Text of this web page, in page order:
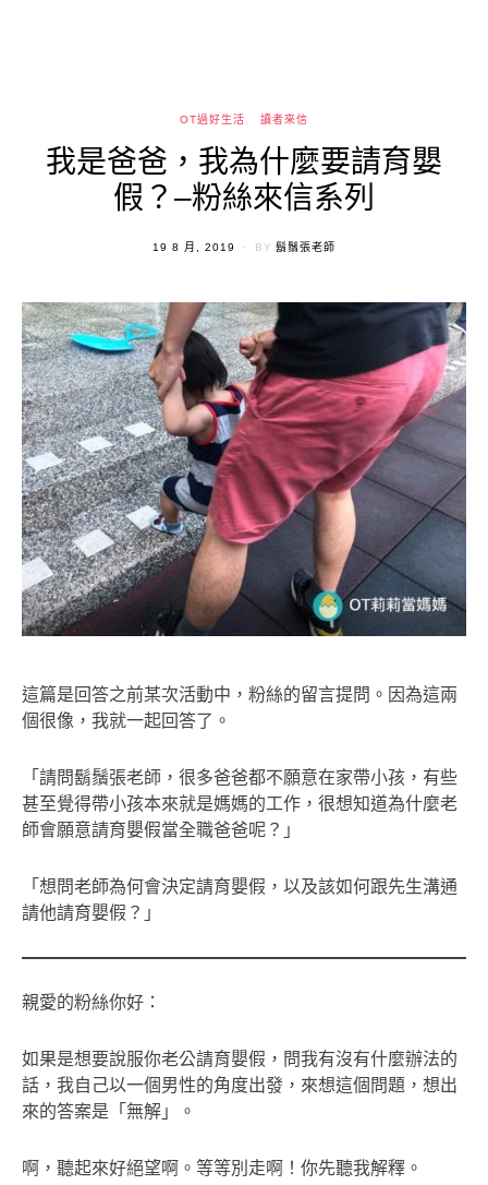
OT過好生活 讀者來信
我是爸爸，我為什麼要請育嬰
假？–粉絲來信系列
POSTED
19 8 月, 2019 BY 鬍鬚張老師
這篇是回答之前某次活動中，粉絲的留言提問。因為這兩
個很像，我就一起回答了。
「請問鬍鬚張老師，很多爸爸都不願意在家帶小孩，有些
甚至覺得帶小孩本來就是媽媽的工作，很想知道為什麼老
師會願意請育嬰假當全職爸爸呢？」
「想問老師為何會決定請育嬰假，以及該如何跟先生溝通
請他請育嬰假？」
親愛的粉絲你好：
如果是想要說服你老公請育嬰假，問我有沒有什麼辦法的
話，我自己以一個男性的角度出發，來想這個問題，想出
來的答案是「無解」。
啊，聽起來好絕望啊。等等別走啊！你先聽我解釋。